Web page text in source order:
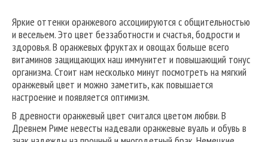
Яркие оттенки оранжевого ассоциируются с общительностью
и весельем. Это цвет беззаботности и счастья, бодрости и
здоровья. В оранжевых фруктах и овощах больше всего
витаминов защищающих наш иммунитет и повышающий тонус
организма. Стоит нам несколько минут посмотреть на мягкий
оранжевый цвет и можно заметить, как повышается
настроение и появляется оптимизм.
В древности оранжевый цвет считался цветом любви. В
Древнем Риме невесты надевали оранжевые вуаль и обувь в